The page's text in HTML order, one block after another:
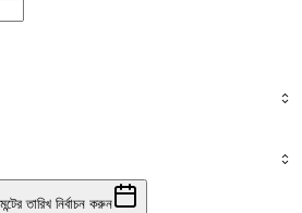
তারিখ নির্বাচন করুন